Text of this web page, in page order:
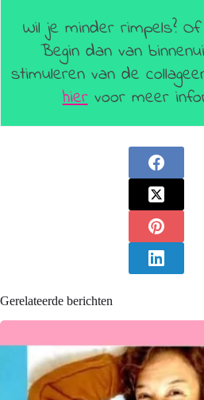
Wil je minder rimpels?
Begin dan van
stimuleren van de
hiervoor meer
Gerelateerde berichten